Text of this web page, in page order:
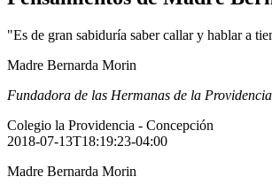
"Es de gran sabiduría saber callar y hablar a
Madre Bernarda Morin
Fundadora de las Hermanas de la
Colegio la Providencia - Concepción
2018-07-13T18:19:23-04:00
Madre Bernarda Morin